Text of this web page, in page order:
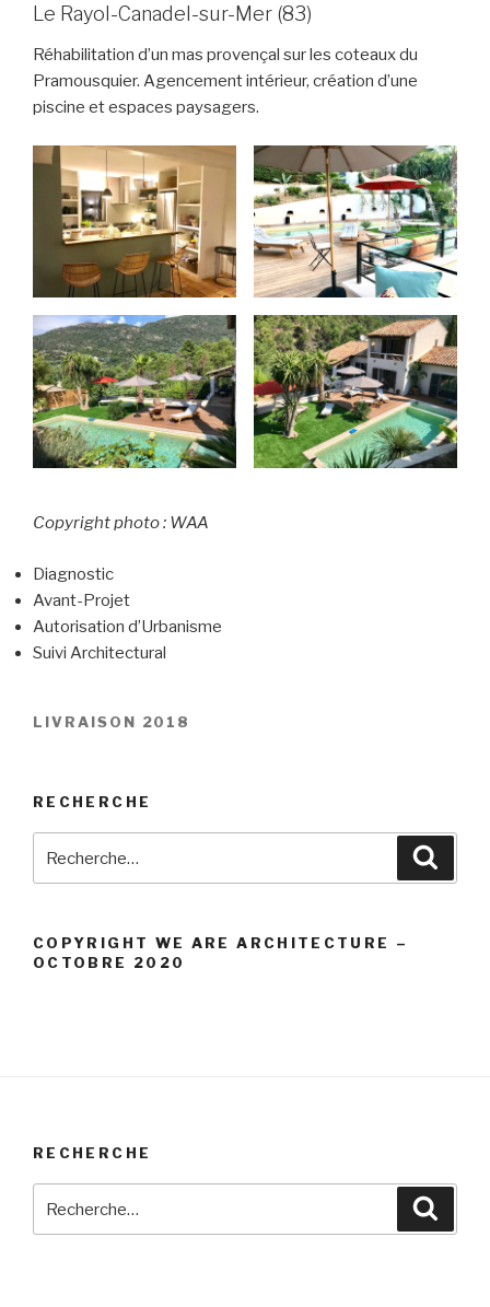
Le Rayol-Canadel-sur-Mer (83)
Réhabilitation d’un mas provençal sur les coteaux du
Pramousquier. Agencement intérieur, création d’une
piscine et espaces paysagers.
Copyright photo : WAA
Diagnostic
Avant-Projet
Autorisation d’Urbanisme
Suivi Architectural
LIVRAISON 2018
RECHERCHE
COPYRIGHT WE ARE ARCHITECTURE –
OCTOBRE 2020
RECHERCHE